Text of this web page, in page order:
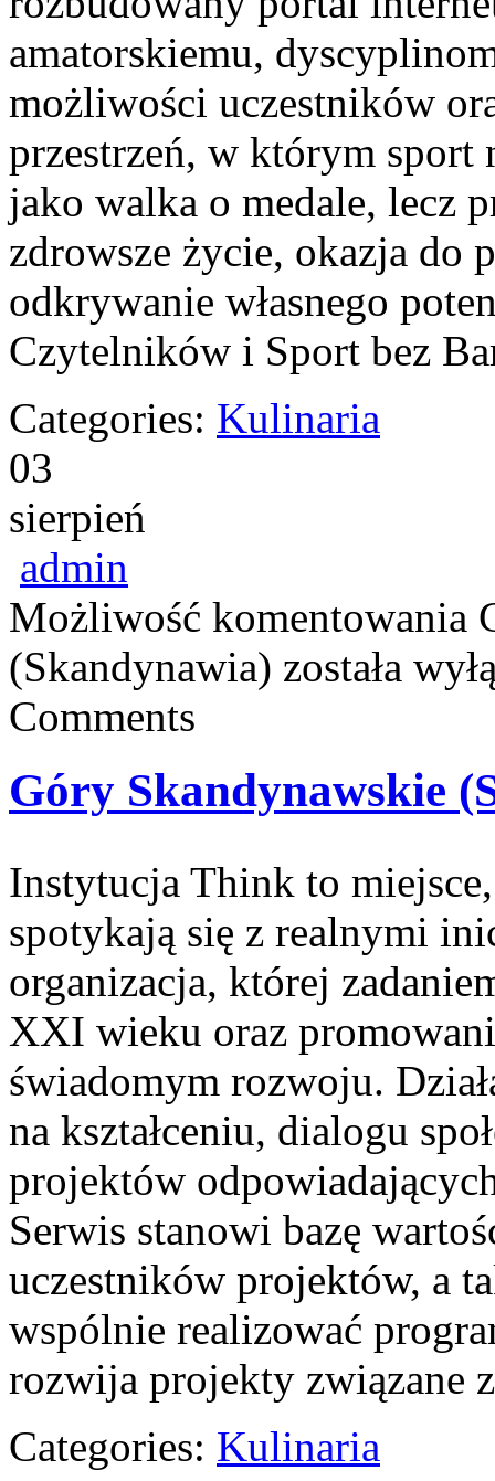
amatorskiemu,
możliwości uczestników
przestrzeń, w którym sport
jako walka o medale, lecz
zdrowsze życie, okazja do
odkrywanie własnego
Czytelników i Sport bez
Categories: Kulinaria
03
sierpień
admin
Możliwość komentowania
(Skandynawia) została
Comments
Góry Skandynawskie
Instytucja Think to
spotykają się z realnymi
organizacja, której
XXI wieku oraz
świadomym rozwoju.
na kształceniu, dialogu
projektów
Serwis stanowi bazę
uczestników projektów, a
wspólnie realizować
rozwija projekty związane
Categories: Kulinaria